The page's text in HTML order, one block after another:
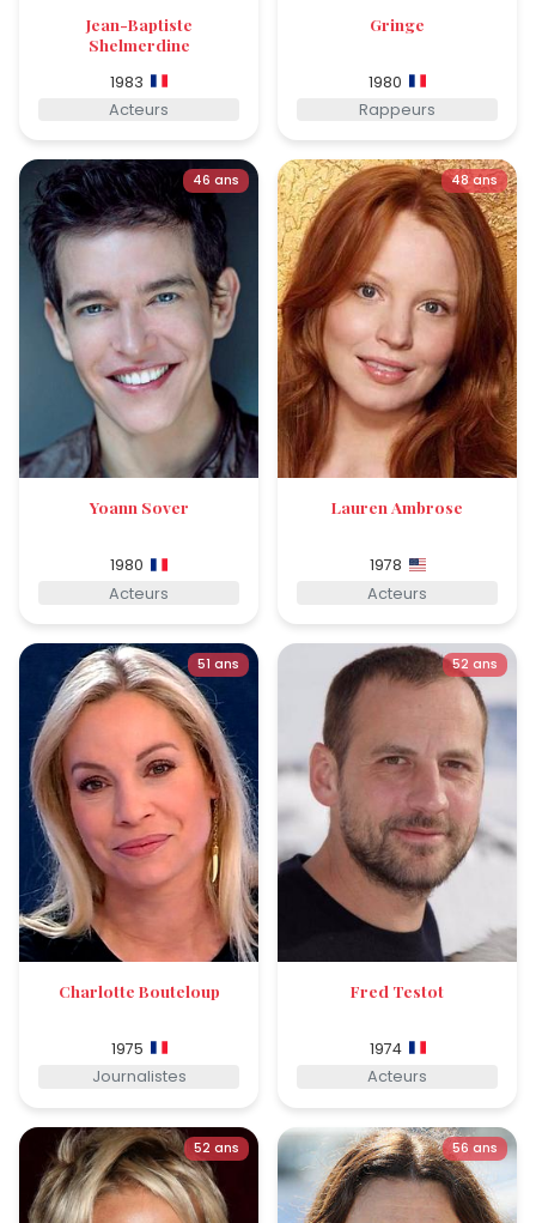
Jean-Baptiste
Shelmerdine
1983
Acteurs
Gringe
1980
Rappeurs
46 ans
Yoann Sover
1980
Acteurs
48 ans
Lauren Ambrose
1978
Acteurs
51 ans
Charlotte Bouteloup
1975
Journalistes
52 ans
Fred Testot
1974
Acteurs
52 ans 56 ans